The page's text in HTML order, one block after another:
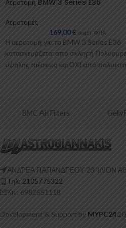
Αεροτομές
169,00€ συμπ. ΦΠΑ
Η αεροτομή για το BMW 3 Series E36
κατασκευάζεται από σκληρή
υψηλής πιέσεως και ΟΧΙ από
Air Filters
ΑΝΔΡΕΑ ΠΑΠΑΝΔΡΕΟΥ 20 ‘ΙΛΙΟΝ
Τηλ: 2105775322
Κιν: 6982551118
Development & Support by MYPC24